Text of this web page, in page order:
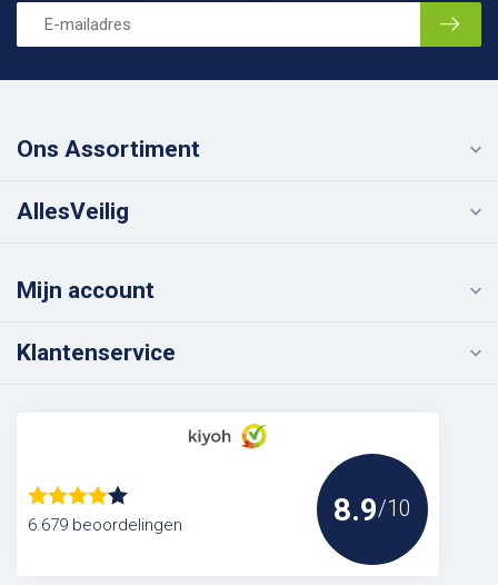
Ons Assortiment
AllesVeilig
Mijn account
Klantenservice
6.679 beoordelingen 8.9/10